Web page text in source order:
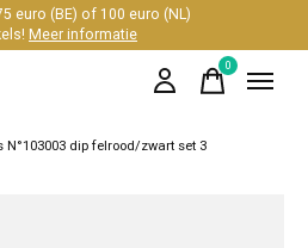
euro (BE) of 100 euro (NL)
Meer informatie
0items
dip felrood/zwart set 3